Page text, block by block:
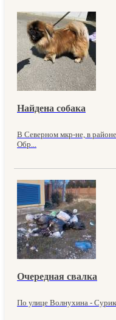
Найдена собака
В Северном мкр-не, в
Обр...
Очередная свалка
По улице Волнухина -